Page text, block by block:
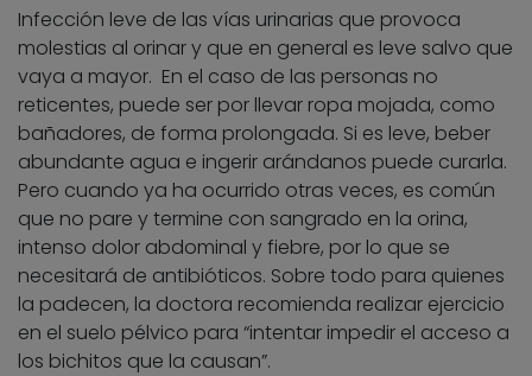
Infección leve de las vías urinarias que provoca
molestias al orinar y que en general es leve salvo que
vaya a mayor. En el caso de las personas no
reticentes, puede ser por llevar ropa mojada, como
bañadores, de forma prolongada. Si es leve, beber
abundante agua e ingerir arándanos puede curarla.
Pero cuando ya ha ocurrido otras veces, es común
que no pare y termine con sangrado en la orina,
intenso dolor abdominal y fiebre, por lo que se
necesitará de antibióticos. Sobre todo para quienes
la padecen, la doctora recomienda realizar ejercicio
en el suelo pélvico para “intentar impedir el acceso a
los bichitos que la causan”.